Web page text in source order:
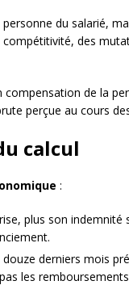
du salarié,
des
de la
perçue au cours
calcul
:
plus son indemnité
derniers mois
les